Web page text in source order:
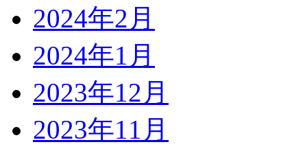
2024年2月
2024年1月
2023年12月
2023年11月